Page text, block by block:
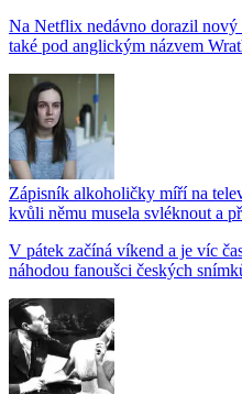
Na Netflix nedávno dorazil nový
také pod anglickým názvem
Zápisník alkoholičky míří na
kvůli němu musela svléknout a
V pátek začíná víkend a je víc
náhodou fanoušci českých